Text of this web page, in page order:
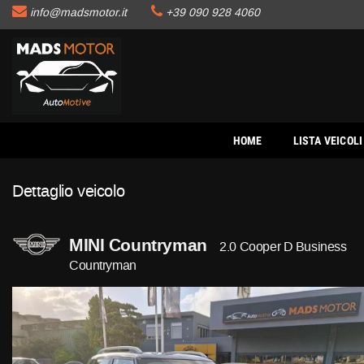
LISTA VEICOLI
ACQUISTIAMO USATO
ASSISTENZA
CONTATTI
info@madsmotor.it +39 090 928 4060
HOME LISTA VEICOLI
Dettaglio veicolo
MINI Countryman
2.0 Cooper D Business
Countryman
Le
tue
preferenze
di
consenso
consente
le
tue
preferenze
di
consenso
alle
tecnologie
di